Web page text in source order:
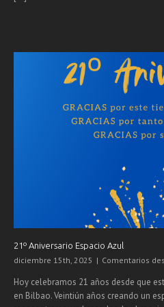
21º Aniversario Espacio Azul
diciembre 15th, 2025 | Comentarios
Hoy celebramos 21 años desde que
en Bilbao. Veintiún años creando un